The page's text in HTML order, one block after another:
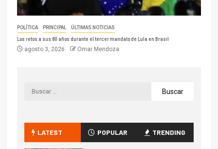
POLÍTICA PRINCIPAL ÚLTIMAS NOTICIAS
Los retos a sus 80 años durante el tercer mandato de Lula en Brasil
agosto 3, 2026 Omar Mendoza
LATEST POPULAR TRENDING